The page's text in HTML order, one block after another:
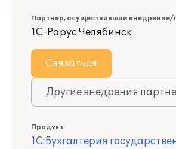
Партнер, осуществивший внедрение/
1С-Рарус Челябинск
Связаться
Другие внедрения
Продукт
1С:Бухгалтерия